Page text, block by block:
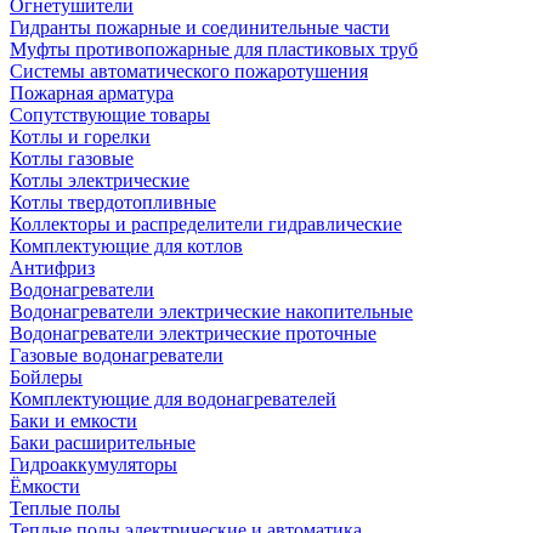
Огнетушители
Гидранты пожарные и соединительные части
Муфты противопожарные для пластиковых труб
Системы автоматического пожаротушения
Пожарная арматура
Сопутствующие товары
Котлы и горелки
Котлы газовые
Котлы электрические
Котлы твердотопливные
Коллекторы и распределители гидравлические
Комплектующие для котлов
Антифриз
Водонагреватели
Водонагреватели электрические накопительные
Водонагреватели электрические проточные
Газовые водонагреватели
Бойлеры
Комплектующие для водонагревателей
Баки и емкости
Баки расширительные
Гидроаккумуляторы
Ёмкости
Теплые полы